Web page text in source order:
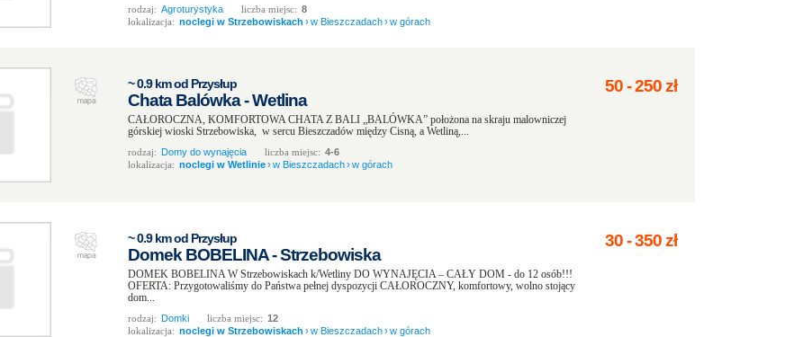
rodzaj: Agroturystyka liczba miejsc: 8
lokalizacja: noclegi w Strzebowiskach ›w Bieszczadach›w górach
~ 0.9 km od Przysłup
Chata Balówka - Wetlina
CAŁOROCZNA, KOMFORTOWA CHATA Z BALI „BALÓWKA” położona na skraju malowniczej
górskiej wioski Strzebowiska, w sercu Bieszczadów między Cisną, a Wetliną,...
rodzaj: Domy do wynajęcia liczba miejsc: 4-6
lokalizacja: noclegi w Wetlinie›w Bieszczadach›w górach
50-250zł
~ 0.9 km od Przysłup
Domek BOBELINA - Strzebowiska
DOMEK BOBELINA W Strzebowiskach k/Wetliny DO WYNAJĘCIA – CAŁY DOM - do 12 osób!!!
OFERTA: Przygotowaliśmy do Państwa pełnej dyspozycji CAŁOROCZNY, komfortowy, wolno stojący
dom...
rodzaj: Domki liczba miejsc: 12
lokalizacja: noclegi w Strzebowiskach ›w Bieszczadach›w górach
30-350zł